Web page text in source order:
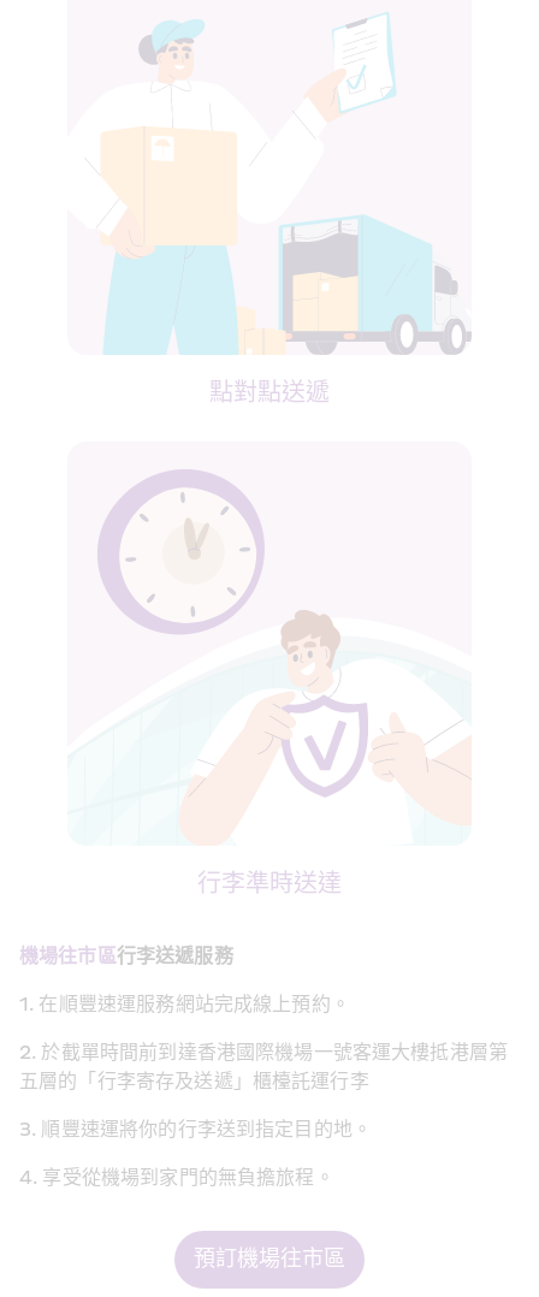
點對點送遞
行李準時送達
機場往市區行李送遞服務
1. 在順豐速運服務網站完成線上預約。
2. 於截單時間前到達香港國際機場一號客運大樓抵港層第
五層的「行李寄存及送遞」櫃檯託運行李
3. 順豐速運將你的行李送到指定目的地。
4. 享受從機場到家門的無負擔旅程。
預訂機場往市區